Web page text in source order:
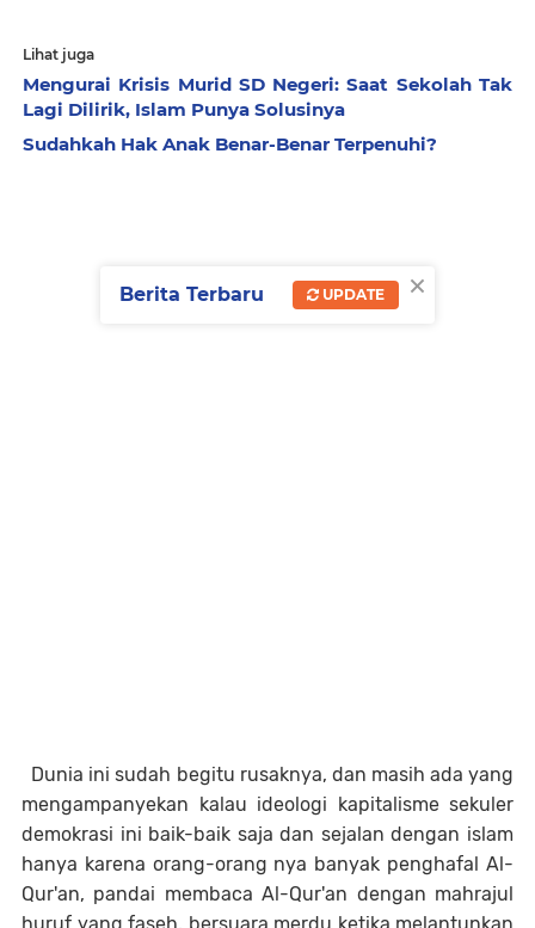
Lihat juga
Mengurai Krisis Murid SD Negeri: Saat Sekolah Tak
Lagi Dilirik, Islam Punya Solusinya
Sudahkah Hak Anak Benar-Benar Terpenuhi?
Dunia ini sudah begitu rusaknya, dan masih ada yang
mengampanyekan kalau ideologi kapitalisme sekuler
demokrasi ini baik-baik saja dan sejalan dengan islam
hanya karena orang-orang nya banyak penghafal Al-
Qur'an, pandai membaca Al-Qur'an dengan mahrajul
×
Berita Terbaru UPDATE